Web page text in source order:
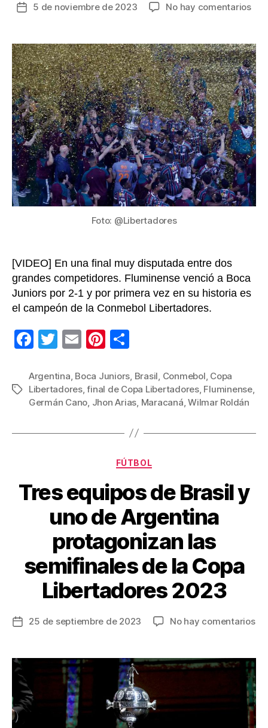
Fecha
entrada
5 de noviembre de 2023 No hay comentariosen
de
la
de
la
de
y
Foto: @Libertadores
[VIDEO] En una final muy disputada entre dos
grandes competidores. Fluminense venció a Boca
Juniors por 2-1 y por primera vez en su historia es
el campeón de la Conmebol Libertadores.
F
c
e
o
T
tt
er
E
ail
Pi
er
e
m
p
tir
Etiquetas
Argentina, Boca Juniors, Brasil, Conmebol, Copa
Libertadores,final de Copa Libertadores, Fluminense,
Germán Cano, Jhon Arias, Maracaná,Wilmar Roldán
Categorías
FÚTBOL
Tres equipos de Brasil y
uno de Argentina
protagonizan las
semifinales de la Copa
Libertadores 2023
Fecha
entrada
25 de septiembre de 2023 No hay comentariosen
de
y